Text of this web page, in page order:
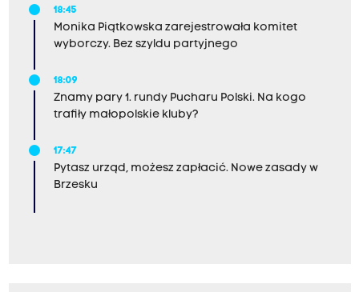
18:45
Monika Piątkowska zarejestrowała komitet
wyborczy. Bez szyldu partyjnego
18:09
Znamy pary 1. rundy Pucharu Polski. Na kogo
trafiły małopolskie kluby?
17:47
Pytasz urząd, możesz zapłacić. Nowe zasady w
Brzesku